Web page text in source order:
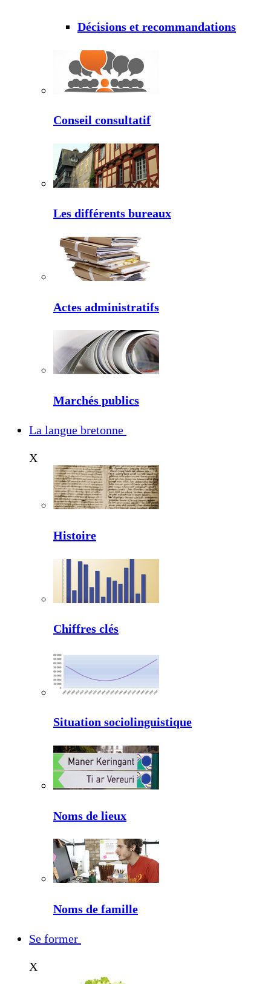
Décisions et recommandations
Conseil consultatif
Les différents bureaux
Actes administratifs
Marchés publics
La langue bretonne
X
Histoire
Chiffres clés
Situation sociolinguistique
Noms de lieux
Noms de famille
Se former
X